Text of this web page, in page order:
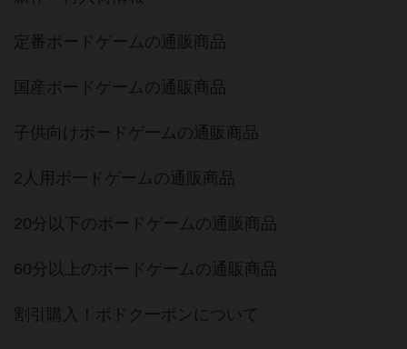
定番ボードゲームの通販商品
国産ボードゲームの通販商品
子供向けボードゲームの通販商品
2人用ボードゲームの通販商品
20分以下のボードゲームの通販商品
60分以上のボードゲームの通販商品
割引購入！ボドクーポンについて